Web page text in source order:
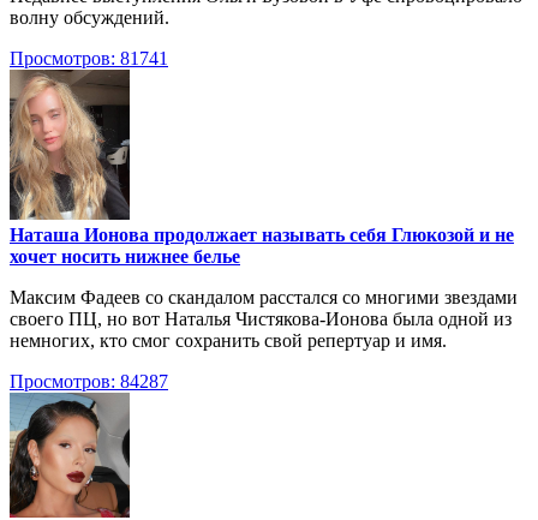
волну обсуждений.
Просмотров: 81741
Наташа Ионова продолжает называть себя Глюкозой и не
хочет носить нижнее белье
Максим Фадеев со скандалом расстался со многими звездами
своего ПЦ, но вот Наталья Чистякова-Ионова была одной из
немногих, кто смог сохранить свой репертуар и имя.
Просмотров: 84287